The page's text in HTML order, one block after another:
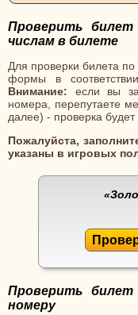
Проверить
числам в билете
Для проверки билета
формы в
Внимание: если вы
номера, перепутаете
далее) - проверка
Пожалуйста,
указаны в игровых
Проверить
номеру